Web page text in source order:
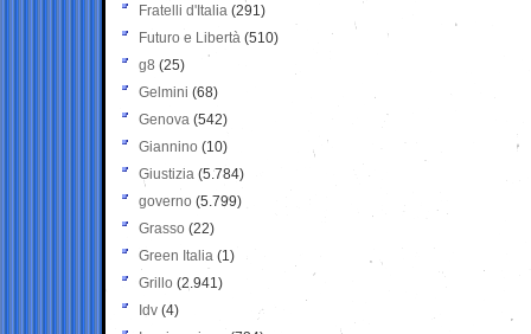
Fratelli d'Italia (291)
Futuro e Libertà (510)
g8 (25)
Gelmini (68)
Genova (542)
Giannino (10)
Giustizia (5.784)
governo (5.799)
Grasso (22)
Green Italia (1)
Grillo (2.941)
Idv (4)